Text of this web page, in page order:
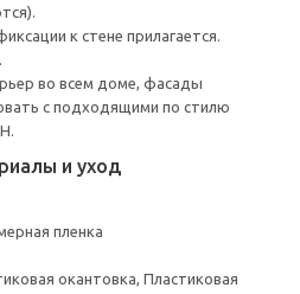
к стене прилагается.
во всем доме, фасады
с подходящими по стилю
и уход
пленка
окантовка, Пластиковая